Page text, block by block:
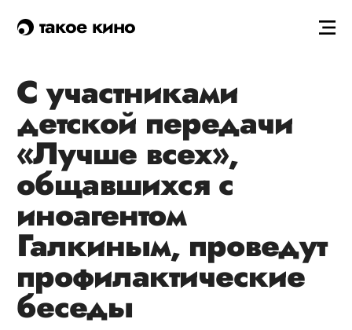
такое кино
С участниками
детской передачи
«Лучше всех»,
общавшихся с
иноагентом
Галкиным, проведут
профилактические
беседы